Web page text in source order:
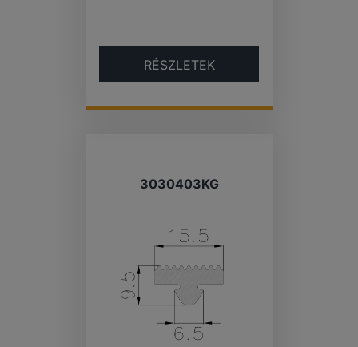
RÉSZLETEK
3030403KG